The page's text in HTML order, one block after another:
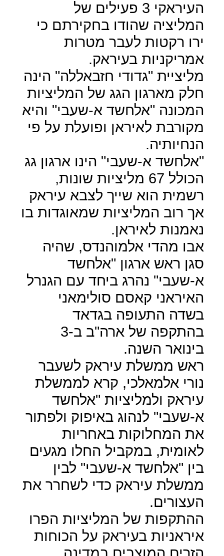
העיראקי 3 פעילים של
המליציה שהודו בחקירתם כי
ירו רקטות לעבר מטרות
אמריקניות בעיראק.
מליציית "גדודי חזבאללה" הינה
חלק מארגון הגג של המליציות
המכונה "אלחשד א-שעבי" והיא
מקורבת לאיראן ופועלת על פי
הנחיותיה.
"אלחשד א-שעבי" הינו ארגון גג
הכולל 67 מליציות שונות,
רשמית הוא שייך לצבא עיראק
אך רוב המליציות שמאוגדות בו
נאמנות לאיראן.
אבו מהדי אלמוהנדס, שהיה
סגן ראש ארגון "אלחשד
א-שעבי" נהרג ביחד עם הגנרל
האיראני קאסם סולימאני
בשדה התעופה בגדאד
בהתקפה של ארה"ב ב-3
בינואר השנה.
ראש ממשלת עיראק לשעבר
נורי אלמאלכי, קרא לממשלת
עיראק ולמליציות "אלחשד
א-שעבי" לנהוג באיפוק ולפתור
את המחלוקות באחריות
לאומית, במקביל החלו מגעים
בין "אלחשד א-שעבי" לבין
ממשלת עיראק כדי לשחרר את
העצורים.
ההתקפות של המליציות הפרו
איראניות בעיראק על הכוחות
הזרים המוצבים במדינה